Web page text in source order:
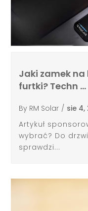
Jaki zamek
furtki? Techn …
By RM Solar / sie 4,
Artykuł
wybrać? Do
sprawdzi...